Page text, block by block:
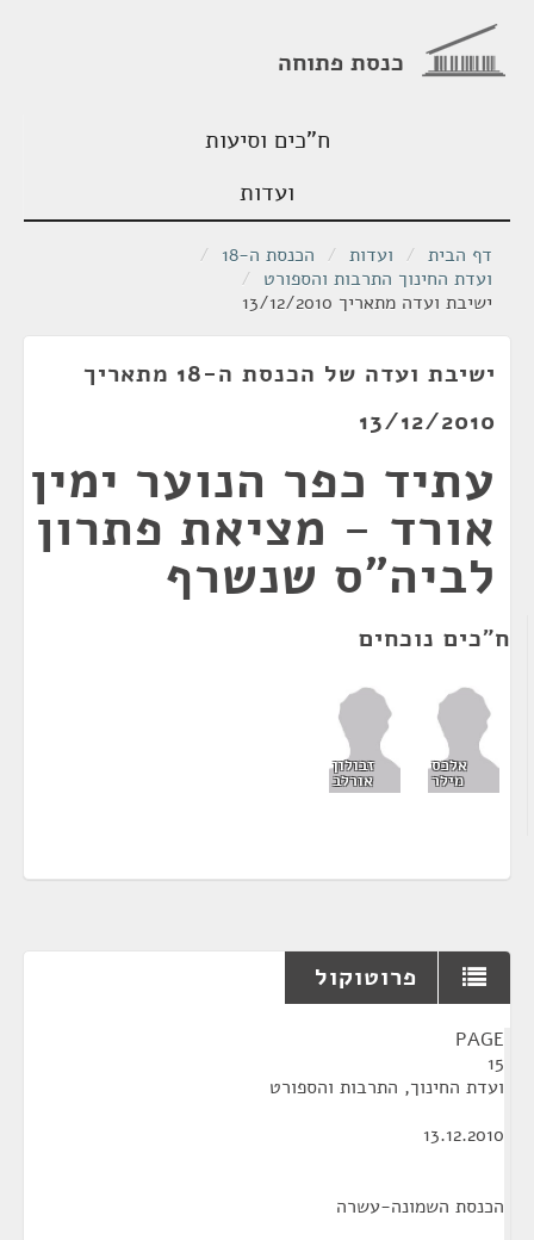
כנסת פתוחה
ח"כים וסיעות
ועדות
דף הבית / ועדות / הכנסת ה-18
/
ועדת החינוך התרבות והספורט /
ישיבת ועדה מתאריך 13/12/2010
ישיבת ועדה של הכנסת ה-18 מתאריך
13/12/2010
עתיד כפר הנוער ימין
אורד - מציאת פתרון
לביה"ס שנשרף
ח"כים נוכחים
אלכס
מילר
זבולון
אורלב
פרוטוקול
PAGE
15
ועדת החינוך, התרבות והספורט
13.12.2010
הכנסת השמונה-עשרה